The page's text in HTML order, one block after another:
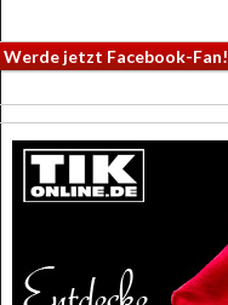
Werde jetzt Facebook-Fan!